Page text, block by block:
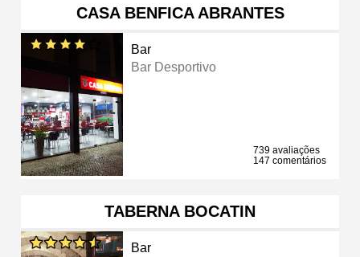
CASA BENFICA ABRANTES
Bar
Bar Desportivo
739 avaliações
147 comentários
TABERNA BOCATIN
Bar